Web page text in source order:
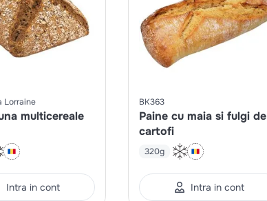
Lorraine
multicereale
Intra in cont
BK363
Paine cu maia si fulgi de
cartofi
320g
Intra in cont